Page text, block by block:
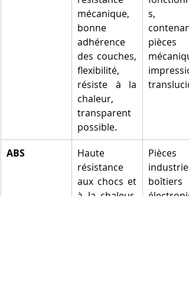
mécanique,
bonne
adhérence
des couches,
flexibilité,
résiste à la
chaleur,
transparent
possible.
s,
pièces
ABS
Haute
résistance
aux chocs et
à la chaleur,
Pièces
boîtiers